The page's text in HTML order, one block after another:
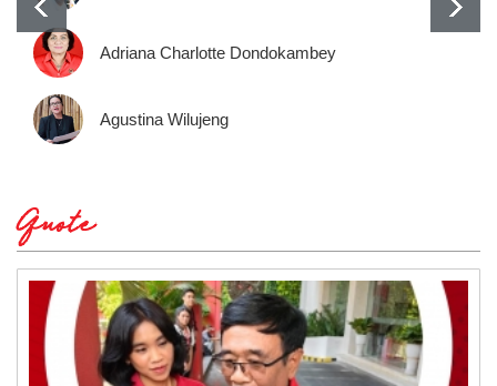
Adriana Charlotte Dondokambey
Agustina Wilujeng
Quote